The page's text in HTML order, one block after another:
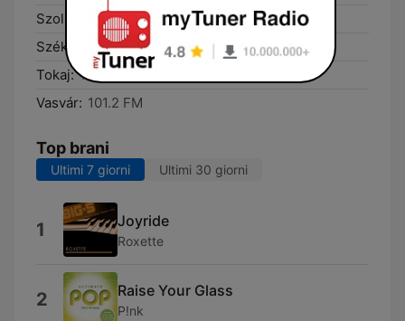
Szolnok:
104.7 FM
Székesfehérvár: 103.3 FM
Tokaj: 103.5 FM
Vasvár: 101.2 FM
Top brani
Ultimi 7 giorni Ultimi 30 giorni
1 Joyride
Roxette
2 Raise Your Glass
P!nk